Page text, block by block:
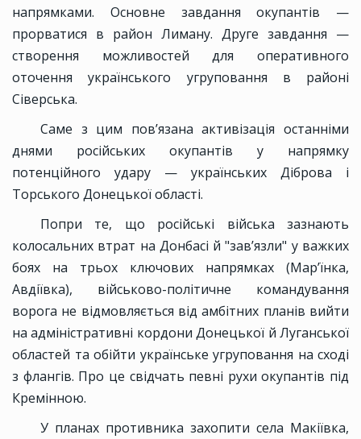
напрямками. Основне завдання окупантів —
прорватися в район Лиману. Друге завдання —
створення можливостей для оперативного
оточення українського угруповання в районі
Сіверська.
Саме з цим пов’язана активізація останніми
днями російських окупантів у напрямку
потенційного удару — українських Діброва і
Торського Донецької області.
Попри те, що російські війська зазнають
колосальних втрат на Донбасі й "зав’язли" у важких
боях на трьох ключових напрямках (Мар’їнка,
Авдіївка), військово-політичне командування
ворога не відмовляється від амбітних планів вийти
на адміністративні кордони Донецької й Луганської
областей та обійти українське угруповання на сході
з флангів. Про це свідчать певні рухи окупантів під
Кремінною.
У планах противника захопити села Макіївка,